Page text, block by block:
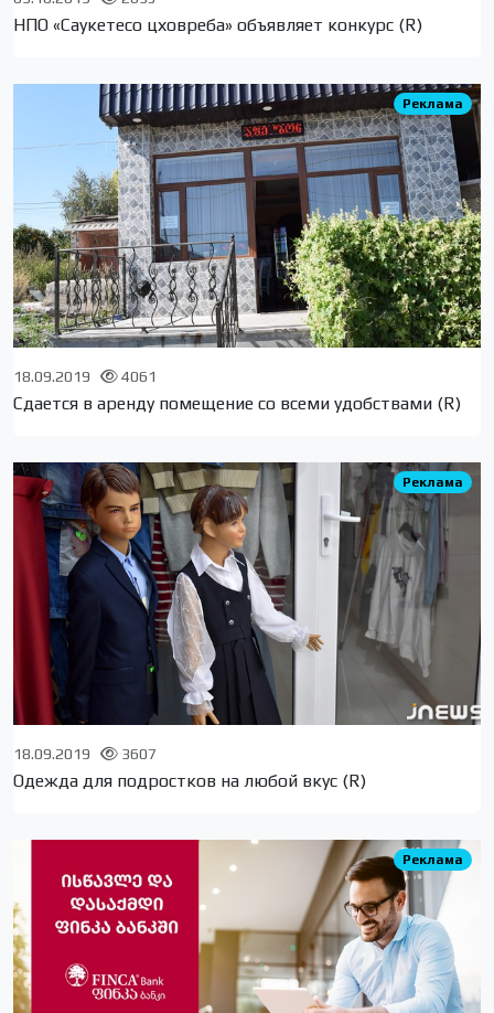
НПО «Саукетесо цховреба» объявляет конкурс (R)
Реклама
18.09.2019 4061
Сдается в аренду помещение со всеми удобствами (R)
Реклама
18.09.2019 3607
Одежда для подростков на любой вкус (R)
Реклама